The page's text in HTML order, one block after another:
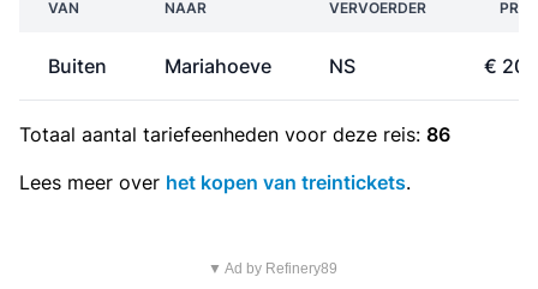
VAN NAAR VERVOERDER
Buiten Mariahoeve NS €
Totaal aantal tariefeenheden voor deze reis: 86
Lees meer over het kopen van treintickets.
▼ Ad by Refinery89